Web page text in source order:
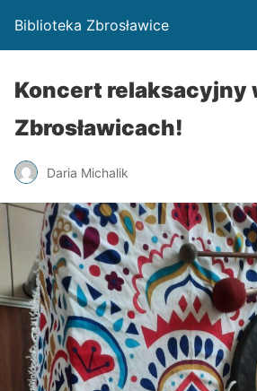
Biblioteka Zbrosławice
Koncert relaksacyjny
Zbrosławicach!
Daria Michalik